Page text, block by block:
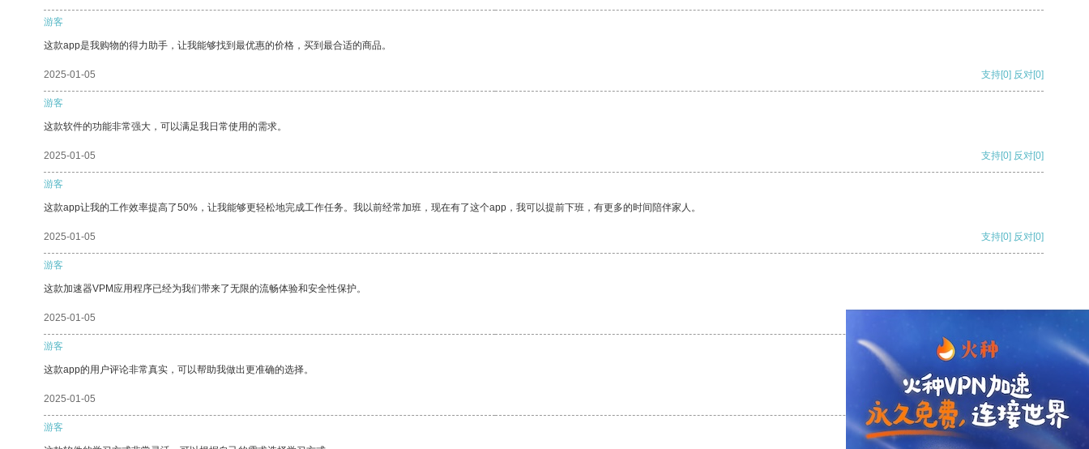
游客
这款app是我购物的得力助手，让我能够找到最优惠的价格，买到最合适的商品。
2025-01-05 支持[0] 反对[0]
游客
这款软件的功能非常强大，可以满足我日常使用的需求。
2025-01-05 支持[0] 反对[0]
游客
这款app让我的工作效率提高了50%，让我能够更轻松地完成工作任务。我以前经常加班，现在有了这个app，我可以提前下班，有更多的时间陪伴家人。
2025-01-05 支持[0] 反对[0]
游客
这款加速器VPM应用程序已经为我们带来了无限的流畅体验和安全性保护。
2025-01-05
游客
这款app的用户评论非常真实，可以帮助我做出更准确的选择。
2025-01-05 支持 [0] 反对 [0]
游客